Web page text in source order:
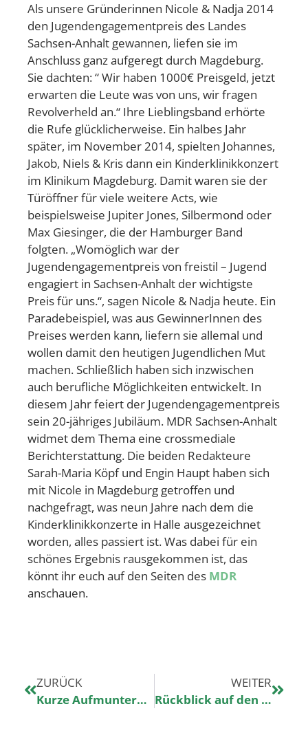
Als unsere Gründerinnen Nicole & Nadja 2014
den Jugendengagementpreis des Landes
Sachsen-Anhalt gewannen, liefen sie im
Anschluss ganz aufgeregt durch Magdeburg.
Sie dachten: “ Wir haben 1000€ Preisgeld, jetzt
erwarten die Leute was von uns, wir fragen
Revolverheld an.“ Ihre Lieblingsband erhörte
die Rufe glücklicherweise. Ein halbes Jahr
später, im November 2014, spielten Johannes,
Jakob, Niels & Kris dann ein Kinderklinikkonzert
im Klinikum Magdeburg. Damit waren sie der
Türöffner für viele weitere Acts, wie
beispielsweise Jupiter Jones, Silbermond oder
Max Giesinger, die der Hamburger Band
folgten. „Womöglich war der
Jugendengagementpreis von freistil – Jugend
engagiert in Sachsen-Anhalt der wichtigste
Preis für uns.“, sagen Nicole & Nadja heute. Ein
Paradebeispiel, was aus GewinnerInnen des
Preises werden kann, liefern sie allemal und
wollen damit den heutigen Jugendlichen Mut
machen. Schließlich haben sich inzwischen
auch berufliche Möglichkeiten entwickelt. In
diesem Jahr feiert der Jugendengagementpreis
sein 20-jähriges Jubiläum. MDR Sachsen-Anhalt
widmet dem Thema eine crossmediale
Berichterstattung. Die beiden Redakteure
Sarah-Maria Köpf und Engin Haupt haben sich
mit Nicole in Magdeburg getroffen und
nachgefragt, was neun Jahre nach dem die
Kinderklinikkonzerte in Halle ausgezeichnet
worden, alles passiert ist. Was dabei für ein
schönes Ergebnis rausgekommen ist, das
könnt ihr euch auf den Seiten des MDR
anschauen.
ZURÜCK
Kurze Aufmunterung direkt am Krankenbett
WEITER
Rückblick auf den Tourauftakt in Essen